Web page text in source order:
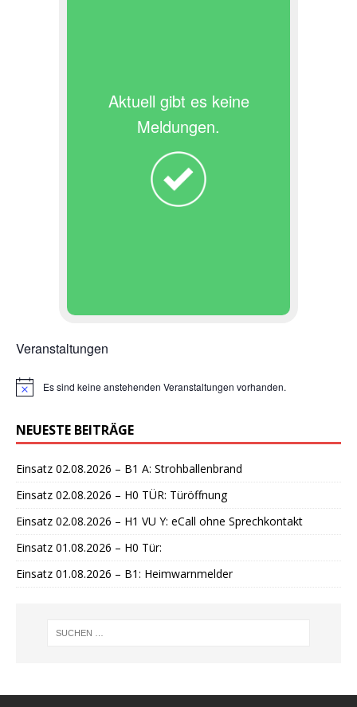
Aktuell gibt es keine
Meldungen.
Veranstaltungen
H
w
e
s
Es sind keine anstehenden Veranstaltungen vorhanden.
NEUESTE BEITRÄGE
Einsatz 02.08.2026 – B1 A: Strohballenbrand
Einsatz 02.08.2026 – H0 TÜR: Türöffnung
Einsatz 02.08.2026 – H1 VU Y: eCall ohne Sprechkontakt
Einsatz 01.08.2026 – H0 Tür:
Einsatz 01.08.2026 – B1: Heimwarnmelder